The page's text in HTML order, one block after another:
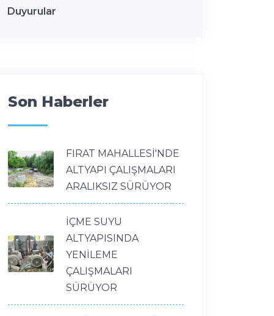
Duyurular
Son Haberler
FIRAT MAHALLESİ'NDE
ALTYAPI ÇALIŞMALARI
ARALIKSIZ SÜRÜYOR
İÇME SUYU
ALTYAPISINDA
YENİLEME
ÇALIŞMALARI
SÜRÜYOR